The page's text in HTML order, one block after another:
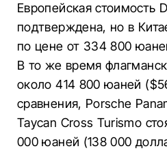
Европейская стоимость
подтверждена, но в
по цене от 334 800
В то же время
около 414 800 юаней
сравнения, Porsche
Taycan Cross Turismo
000 юаней (138 000